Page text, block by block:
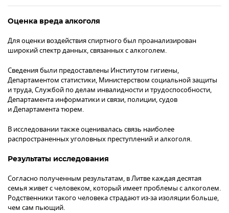
Оценка вреда алкоголя
Для оценки воздействия спиртного был проанализирован
широкий спектр данных, связанных с алкоголем.
Сведения были предоставлены Институтом гигиены,
Департаментом статистики, Министерством социальной защиты
и труда, Службой по делам инвалидности и трудоспособности,
Департамента информатики и связи, полиции, судов
и Департамента тюрем.
В исследовании также оценивалась связь наиболее
распространенных уголовных преступлений и алкоголя.
Результаты исследования
Согласно полученным результатам, в Литве каждая десятая
семья живет с человеком, который имеет проблемы с алкоголем.
Родственники такого человека страдают из-за изоляции больше,
чем сам пьющий.